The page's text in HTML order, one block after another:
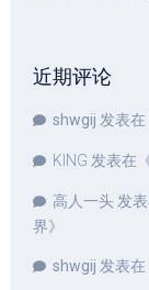
近期评论
shwgij 发表在
KING 发表在
高人一头发
界》
shwgij 发表在